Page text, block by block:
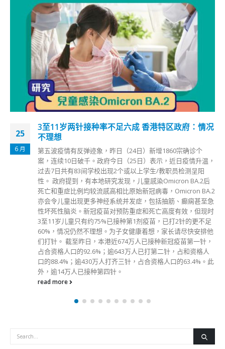
25
6 月
3至11岁两针接种率不足六成 香港特区政府：情况
不理想
第五波疫情有反弹迹象，昨日（24日）新增1860宗确诊个
案，连续10日破千。政府今日（25日）表示，近日疫情升温，
过去7日共有83间学校出现2个或以上学生/教职员检测呈阳
性。 政府提到，有本地研究发现，儿童感染Omicron BA.2后
死亡和重症比例均较流感高相比原始新冠病毒，Omicron BA.2
亦会令儿童出现更多神经系统并发症，包括抽筋、癫痫甚至急
性坏死性脑炎。新冠疫苗对预防重症和死亡高度有效，但现时
3至11岁儿童只有约75%已接种第1剂疫苗，已打2针的更不足
60%，情况仍然不理想。为子女健康着想，家长请尽快安排他
们打针。 截至昨日，本港近674万人已接种新冠疫苗第一针，
占合资格人口的92.6%；逾643万人已打第二针，占和资格人
口的88.4%；逾430万人打齐三针，占合资格人口的63.4%。此
外，逾14万人已接种第四针。
read more